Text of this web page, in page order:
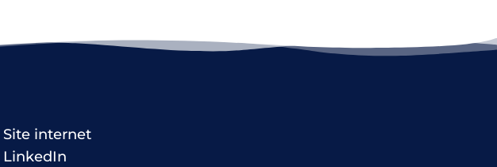
Site internet
LinkedIn